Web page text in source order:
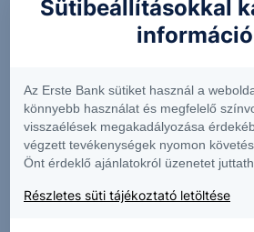
Nagyot estek az
államkötvényhozamok
Éles fordulatot vett a héten az
piaca a ciprusi események
kerültek a kockázatmentes
eredményeként jelentősen
Sütibeállításokkal
Az Erste Bank sütiket használ a
könnyebb használat és megfelelő
visszaélések megakadályozása
végzett tevékenységek nyomon
Önt érdeklő ajánlatokról üzenetet
Részletes süti tájékoztató letöltése